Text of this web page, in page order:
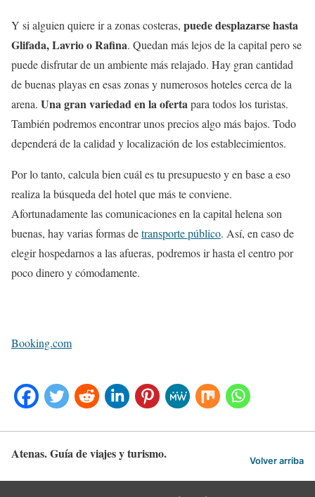
Y si alguien quiere ir a zonas costeras, puede desplazarse hasta
Glifada, Lavrio o Rafina. Quedan más lejos de la capital pero se
puede disfrutar de un ambiente más relajado. Hay gran cantidad
de buenas playas en esas zonas y numerosos hoteles cerca de la
arena. Una gran variedad en la ofertapara todos los turistas.
También podremos encontrar unos precios algo más bajos. Todo
dependerá de la calidad y localización de los establecimientos.
Por lo tanto, calcula bien cuál es tu presupuesto y en base a eso
realiza la búsqueda del hotel que más te conviene.
Afortunadamente las comunicaciones en la capital helena son
buenas, hay varias formas detransporte público. Así, en caso de
elegir hospedarnos a las afueras, podremos ir hasta el centro por
poco dinero y cómodamente.
Booking.com
Atenas. Guía de viajes y turismo. Volver arriba